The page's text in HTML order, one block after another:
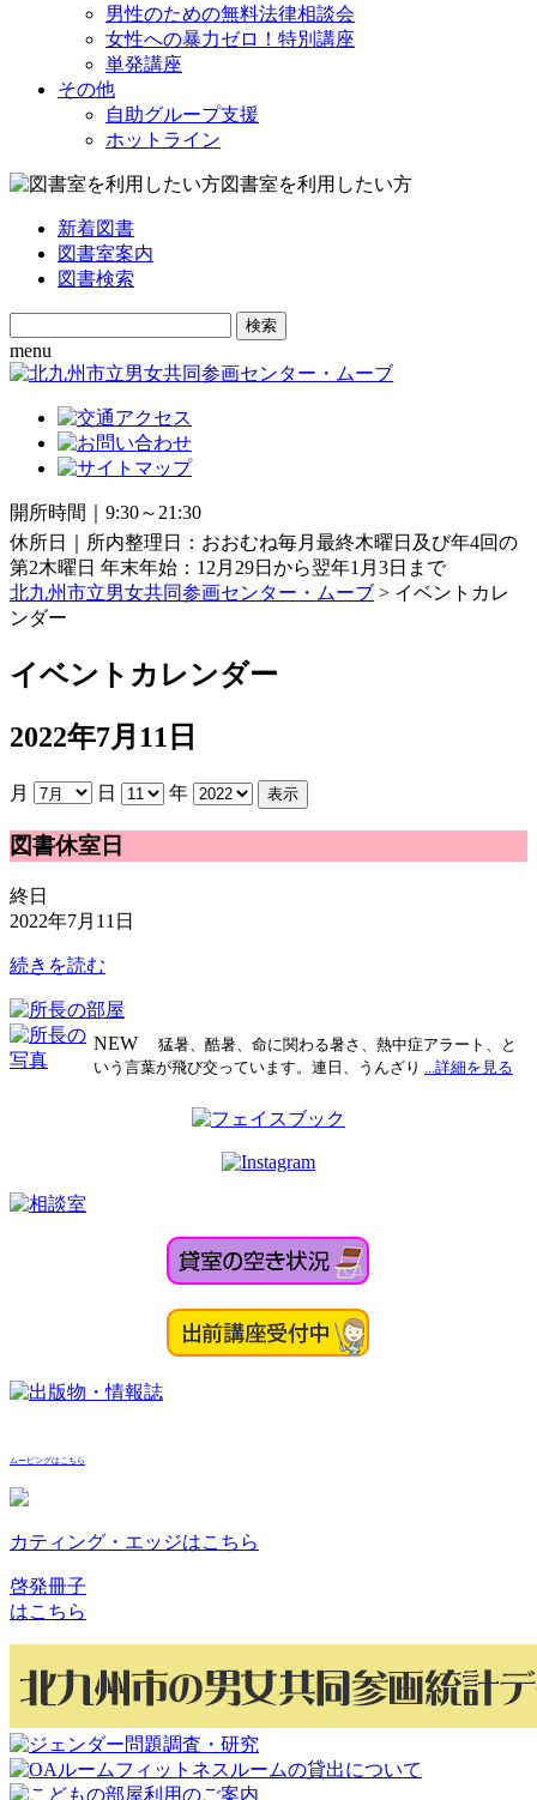
男性のための無料法律相談会
女性への暴力ゼロ！特別講座
単発講座
その他
自助グループ支援
ホットライン
図書室を利用したい方
新着図書
図書室案内
図書検索
Search
for:
menu
開所時間｜9:30～21:30
休所日｜所内整理日：おおむね毎月最終木曜日及び年4回の
第2木曜日 年末年始：12月29日から翌年1月3日まで
北九州市立男女共同参画センター・ムーブ > イベントカレ
ンダー
イベントカレンダー
2022年7月11日
月 日 年
図
書
休
室
図書休室日
終日
2022年7月11日
続きを読む
NEW
猛暑、酷暑、命に関わる暑さ、熱中症アラート、と
いう言葉が飛び交っています。連日、うんざり ...詳細を見る
ムービングはこちら
カティング・エッジはこちら
啓発冊子
はこちら